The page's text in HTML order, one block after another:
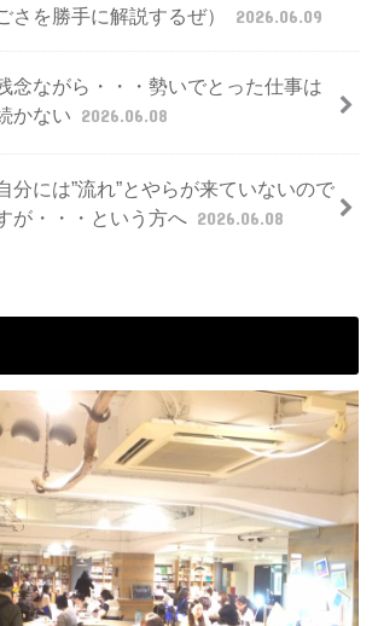
さを勝手に解説するぜ）
2026.06.09
念ながら・・・勢いでとった仕事は
かない 2026.06.08
分には”流れ”とやらが来ていないので
が・・・という方へ 2026.06.08